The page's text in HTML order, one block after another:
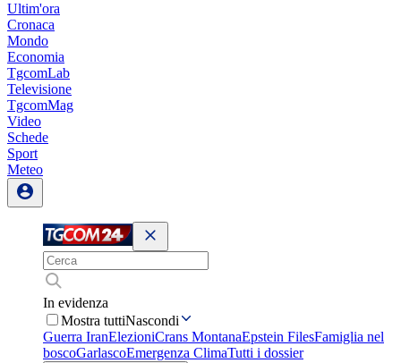
Ultim'ora
Cronaca
Mondo
Economia
TgcomLab
Televisione
TgcomMag
Video
Schede
Sport
Meteo
In evidenza
Mostra tuttiNascondi
Guerra IranElezioniCrans MontanaEpstein FilesFamiglia nel
boscoGarlascoEmergenza ClimaTutti i dossier